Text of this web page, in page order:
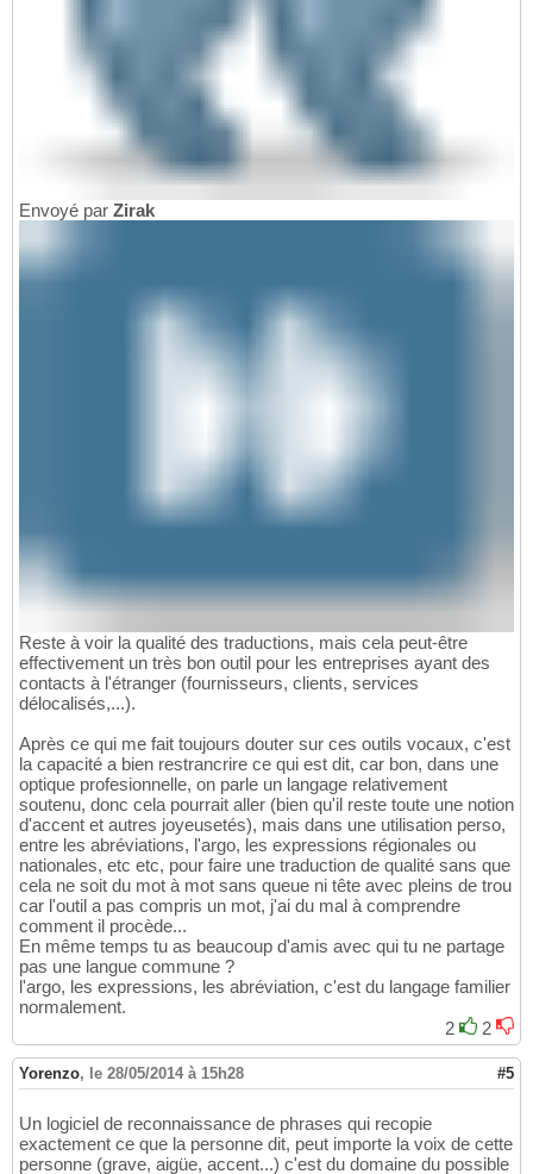
Envoyé par Zirak
Reste à voir la qualité des traductions, mais cela peut-être
effectivement un très bon outil pour les entreprises ayant des
contacts à l'étranger (fournisseurs, clients, services
délocalisés,...).
Après ce qui me fait toujours douter sur ces outils vocaux, c'est
la capacité a bien restrancrire ce qui est dit, car bon, dans une
optique profesionnelle, on parle un langage relativement
soutenu, donc cela pourrait aller (bien qu'il reste toute une notion
d'accent et autres joyeusetés), mais dans une utilisation perso,
entre les abréviations, l'argo, les expressions régionales ou
nationales, etc etc, pour faire une traduction de qualité sans que
cela ne soit du mot à mot sans queue ni tête avec pleins de trou
car l'outil a pas compris un mot, j'ai du mal à comprendre
comment il procède...
En même temps tu as beaucoup d'amis avec qui tu ne partage
pas une langue commune ?
l'argo, les expressions, les abréviation, c'est du langage familier
normalement.
2
2
Yorenzo, le 28/05/2014 à 15h28 #5
Un logiciel de reconnaissance de phrases qui recopie
exactement ce que la personne dit, peut importe la voix de cette
personne (grave, aigüe, accent...) c'est du domaine du possible